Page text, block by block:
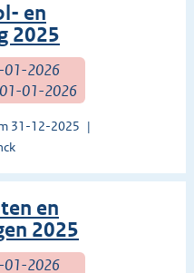
en
2025
01-2026
01-01-2026
31-12-2025
en
2025
01-2026